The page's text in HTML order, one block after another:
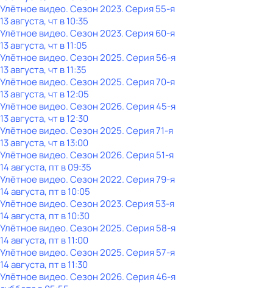
Улётное видео. Сезон 2023. Серия 55-я
13 августа, чт в 10:35
Улётное видео. Сезон 2023. Серия 60-я
13 августа, чт в 11:05
Улётное видео. Сезон 2025. Серия 56-я
13 августа, чт в 11:35
Улётное видео. Сезон 2025. Серия 70-я
13 августа, чт в 12:05
Улётное видео. Сезон 2026. Серия 45-я
13 августа, чт в 12:30
Улётное видео. Сезон 2025. Серия 71-я
13 августа, чт в 13:00
Улётное видео. Сезон 2026. Серия 51-я
14 августа, пт в 09:35
Улётное видео. Сезон 2022. Серия 79-я
14 августа, пт в 10:05
Улётное видео. Сезон 2023. Серия 53-я
14 августа, пт в 10:30
Улётное видео. Сезон 2025. Серия 58-я
14 августа, пт в 11:00
Улётное видео. Сезон 2025. Серия 57-я
14 августа, пт в 11:30
Улётное видео. Сезон 2026. Серия 46-я